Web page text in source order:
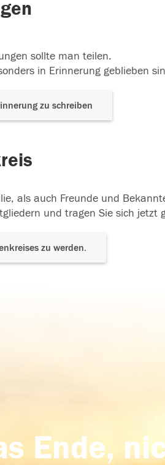
sollte man teilen.
in Erinnerung geblieben
zu schreiben
als auch Freunde und
und tragen Sie sich jetzt
zu werden.
Ende,